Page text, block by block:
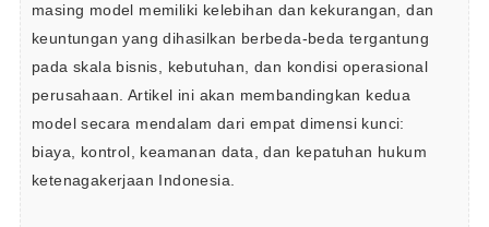
masing model memiliki kelebihan dan kekurangan, dan
keuntungan yang dihasilkan berbeda-beda tergantung
pada skala bisnis, kebutuhan, dan kondisi operasional
perusahaan. Artikel ini akan membandingkan kedua
model secara mendalam dari empat dimensi kunci:
biaya, kontrol, keamanan data, dan kepatuhan hukum
ketenagakerjaan Indonesia.